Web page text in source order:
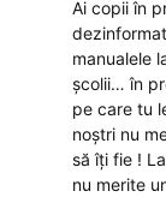
Ai copii în
manualele
școlii… în
pe care tu
noștri nu
să îți fie !
nu merite